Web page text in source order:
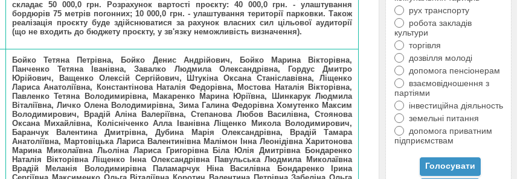
складає 50 000,0 грн. Розрахунок вартості проєкту: 40 000,0 грн. - улаштування
бордюрів 75 метрів погонних; 10 000,0 грн. - улаштування території парковки. Також
реалізація проєкту буде здійснюватися за рахунок власних сил цільової аудиторії
(що не входить до бюджету проєкту, у зв'язку неможливість визначення).
Бойко Тетяна Петрівна, Бойко Денис Андрійович, Бойко Марина Вікторівна,
Панченко Тетяна Іванівна, Завалко Людмила Олександрівна, Гордус Дмитро
Юрійович, Ващенко Олексій Сергійович, Штукіна Оксана Станіславівна, Ліщенко
Лариса Анатоліївна, Константінова Наталія Федорівна, Мостова Наталія Вікторівна,
Павленко Тетяна Володимирівна, Макаренко Марина Юріївна, Шинкарук Людмила
Віталіївна, Личко Олена Володимирівна, Зима Галина Федорівна Хомутенко Максим
Володимирович, Врадій Аліна Валеріївна, Степанова Любов Василівна, Стоянова
Оксана Михайлівна, Колісніченко Алла Іванівна Ліщенко Микола Володимирович,
Баранчук Валентина Дмитрівна, Дубина Марія Олександрівна, Врадій Тамара
Анатоліївна, Мартовіцька Лариса Валентинівна Малімон Інна Леонідівна Харитонова
Марина Миколаївна Льоліна Лариса Григорівна Біла Юлія Дмитрівна Бондаренко
Наталія Вікторівна Ліщенко Інна Олександрівна Павульська Людмила Миколаївна
Врадій Меланія Володимирівна Паламарчук Ніна Василівна Бондаренко Ірина
рух транспорту
робота закладів
культури
торгівля
дозвілля молоді
допомога пенсіонерам
взаємовідношення з
партіями
інвестиційна діяльность
земельні питання
допомога приватним
підприємствам